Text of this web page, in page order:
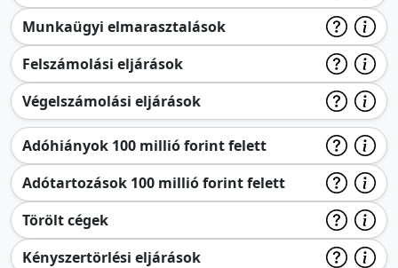
Munkaügyi elmarasztalások
Felszámolási eljárások
Végelszámolási eljárások
Adóhiányok 100 millió forint felett
Adótartozások 100 millió forint felett
Törölt cégek
Kényszertörlési eljárások